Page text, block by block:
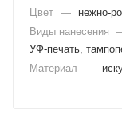
Цвет —
нежно-
Виды нанесения
УФ-печать,
Материал
—